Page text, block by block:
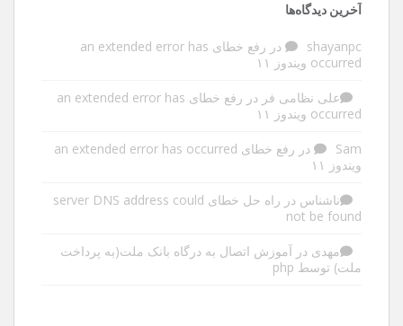
آخرین دیدگاه‌ها
shayanpc در
رفع خطای an extended error has
occurred ویندوز ۱۱
علی نظامی فر در
رفع خطای an extended error has
occurred ویندوز ۱۱
Sam در
رفع خطای an extended error has occurred
ویندوز ۱۱
ناشناس در
راه حل خطای server DNS address could
not be found
مهدی در
آموزش اتصال به درگاه بانک ملت(به پرداخت
ملت) توسط php